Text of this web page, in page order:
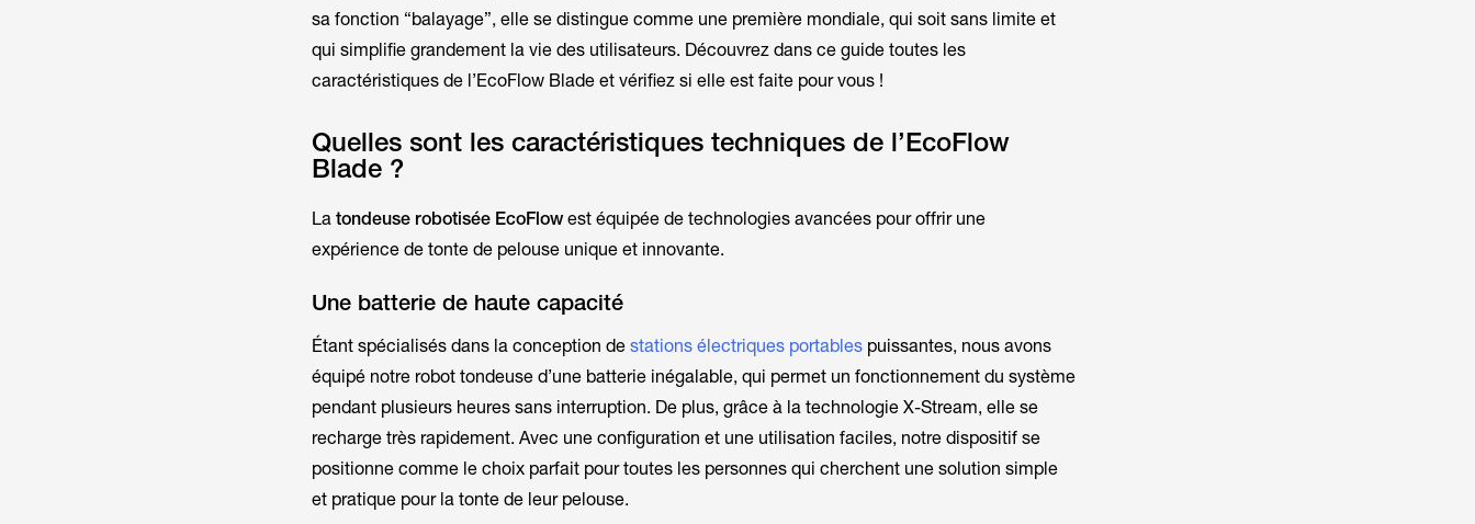
sa fonction “balayage”, elle se distingue comme une première mondiale, qui soit sans limite et
qui simplifie grandement la vie des utilisateurs. Découvrez dans ce guide toutes les
caractéristiques de l’EcoFlow Blade et vérifiez si elle est faite pour vous !
Quelles sont les caractéristiques techniques de l’EcoFlow
Blade ?
La tondeuse robotisée EcoFlowest équipée de technologies avancées pour offrir une
expérience de tonte de pelouse unique et innovante.
Une batterie de haute capacité
Étant spécialisés dans la conception de stations électriques portablespuissantes, nous avons
équipé notre robot tondeuse d’une batterie inégalable, qui permet un fonctionnement du système
pendant plusieurs heures sans interruption. De plus, grâce à la technologie X-Stream, elle se
recharge très rapidement. Avec une configuration et une utilisation faciles, notre dispositif se
positionne comme le choix parfait pour toutes les personnes qui cherchent une solution simple
et pratique pour la tonte de leur pelouse.